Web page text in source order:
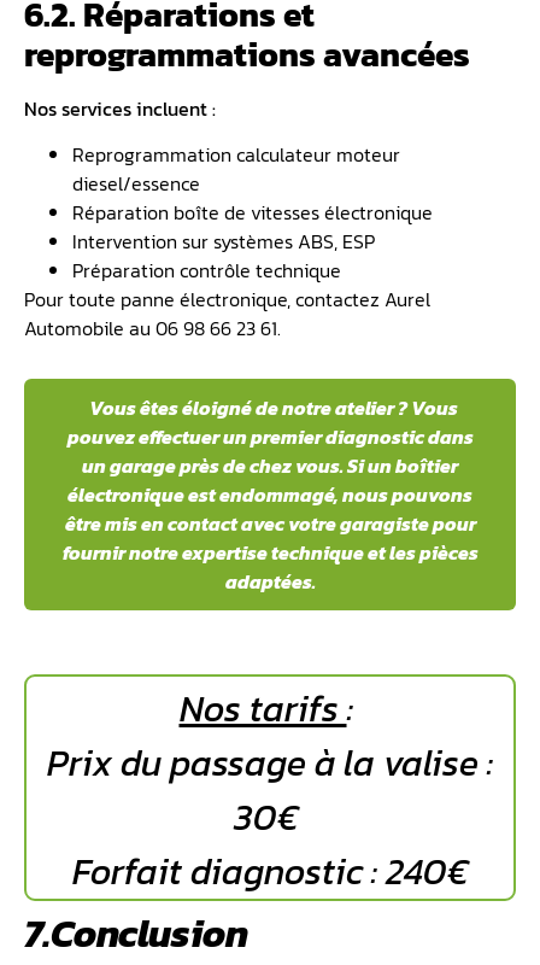
6.2. Réparations et
reprogrammations avancées
Nos services incluent :
Reprogrammation calculateur moteur
diesel/essence
Réparation boîte de vitesses électronique
Intervention sur systèmes ABS, ESP
Préparation contrôle technique
Pour toute panne électronique, contactez Aurel
Automobile au 06 98 66 23 61.
️ Vous êtes éloigné de notre atelier ? Vous
pouvez effectuer un premier diagnostic dans
un garage près de chez vous. Si un boîtier
électronique est endommagé, nous pouvons
être mis en contact avec votre garagiste pour
fournir notre expertise technique et les pièces
adaptées.
Nos tarifs:
Prix du passage à la valise :
30€
Forfait diagnostic : 240€
7.Conclusion